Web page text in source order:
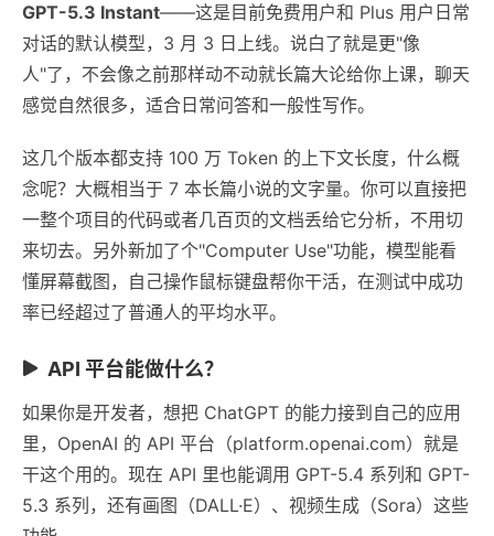
GPT-5.3 Instant——这是目前免费用户和 Plus 用户日常
对话的默认模型，3 月 3 日上线。说白了就是更"像
人"了，不会像之前那样动不动就长篇大论给你上课，聊天
感觉自然很多，适合日常问答和一般性写作。
这几个版本都支持 100 万 Token 的上下文长度，什么概
念呢？大概相当于 7 本长篇小说的文字量。你可以直接把
一整个项目的代码或者几百页的文档丢给它分析，不用切
来切去。另外新加了个"Computer Use"功能，模型能看
懂屏幕截图，自己操作鼠标键盘帮你干活，在测试中成功
率已经超过了普通人的平均水平。
API 平台能做什么？
如果你是开发者，想把 ChatGPT 的能力接到自己的应用
里，OpenAI 的 API 平台（platform.openai.com）就是
干这个用的。现在 API 里也能调用 GPT-5.4 系列和 GPT-
5.3 系列，还有画图（DALL·E）、视频生成（Sora）这些